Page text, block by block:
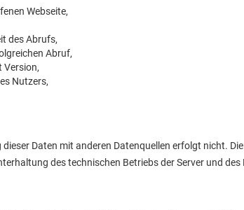
Webseite,
des Abrufs,
Abruf,
Version,
Nutzers,
Daten mit anderen Datenquellen erfolgt nicht.
des technischen Betriebs der Server und